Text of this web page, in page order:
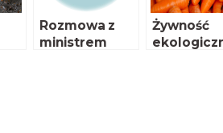
Rozmowa z
ministrem
Żywność